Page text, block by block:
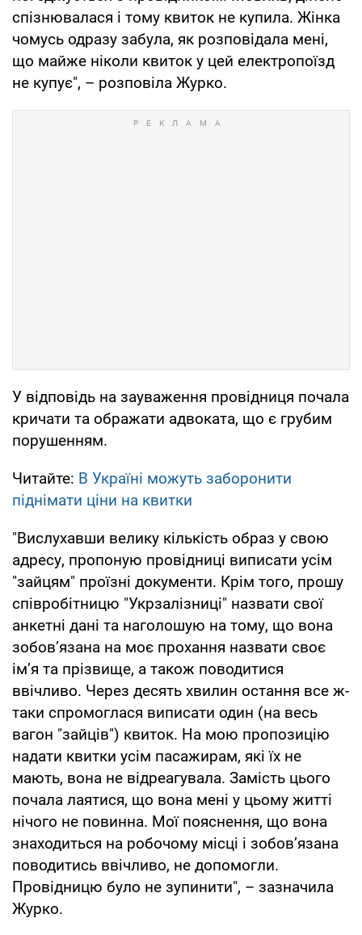
спізнювалася і тому квиток не купила. Жінка
чомусь одразу забула, як розповідала мені,
що майже ніколи квиток у цей електропоїзд
не купує", – розповіла Журко.
У відповідь на зауваження провідниця почала
кричати та ображати адвоката, що є грубим
порушенням.
Читайте: В Україні можуть заборонити
піднімати ціни на квитки
"Вислухавши велику кількість образ у свою
адресу, пропоную провідниці виписати усім
"зайцям" проїзні документи. Крім того, прошу
співробітницю "Укрзалізниці" назвати свої
анкетні дані та наголошую на тому, що вона
зобов’язана на моє прохання назвати своє
ім’я та прізвище, а також поводитися
ввічливо. Через десять хвилин остання все ж-
таки спромоглася виписати один (на весь
вагон "зайців") квиток. На мою пропозицію
надати квитки усім пасажирам, які їх не
мають, вона не відреагувала. Замість цього
почала лаятися, що вона мені у цьому житті
нічого не повинна. Мої пояснення, що вона
знаходиться на робочому місці і зобов’язана
поводитись ввічливо, не допомогли.
Провідницю було не зупинити", – зазначила
Журко.